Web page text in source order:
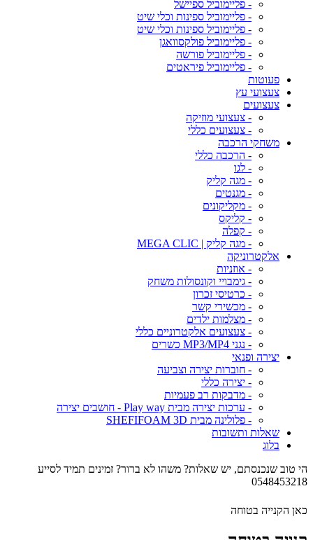
- פליימוביל ספיישל
- פליימוביל ספינות וכלי שיט
- פליימוביל ספינות וכלי שיט
- פליימוביל פולקסוואגן
- פליימוביל פורשה
- פליימוביל פיראטים
פעוטות
צעצועי עץ
צעצועים
- צעצועי מוזיקה
- צעצועים כללי
משחקי הרכבה
- הרכבה כללי
- לגו
- מגה קליק
- מגנטים
- מקליקונים
- קליקס
- קפלה
- מגה קליק | MEGA CLIC
אלקטרוניקה
- אוזניות
- גימבויי וקונסולות משחק
- כרטיסי זכרון
- מכשירי קשר
- מצלמות ילדים
- צעצועים אלקטרוניים כללי
- נגני MP3/MP4 כשרים
יצירה ופנאי
- חוברות יצירה וצביעה
- יצירה כללי
- מדבקות רב פעמיות
- ערכות יצירה מבית Play way - חושבים יצירה
- פלולינה מבית SHEFIFOAM 3D
שאלות ותשובות
בלוג
הי טוב שנכנסתם, יש שאלות? משהו לא ברור? זמינים תמיד לסייע
0548453218
כאן הקנייה בטוחה